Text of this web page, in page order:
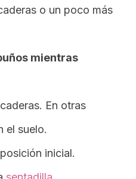
o un poco más
mientras
En otras
el suelo.
inicial.